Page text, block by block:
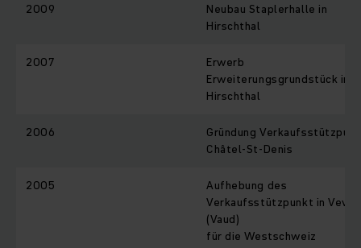
2009
Neubau Staplerhalle in
Hirschthal
2007
Erwerb
Erweiterungsgrundstück in
Hirschthal
2006
Gründung
Châtel-St-Denis
2005
Aufhebung des
Verkaufsstützpunkt in Vevey
(Vaud)
für die Westschweiz